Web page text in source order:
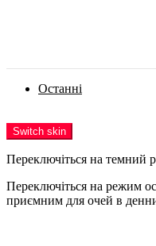
Останні
Switch skin
Переключіться на темний
Переключіться на режим
приємним для очей в